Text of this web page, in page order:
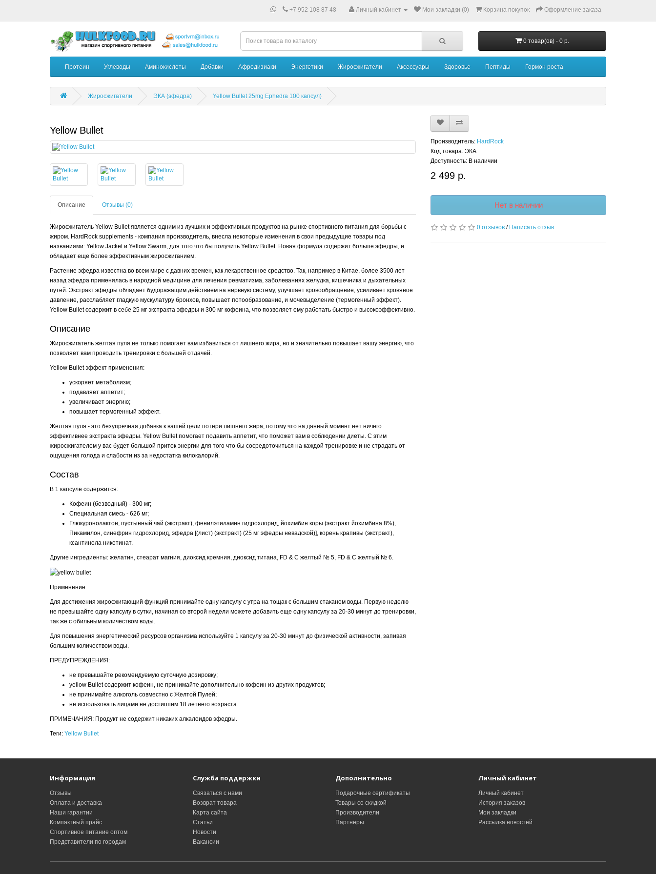
+7 952 108 87 48 Личный кабинет Мои закладки (0) Корзина покупок Оформление заказа
0 товар(ов) - 0 р.
Протеин Углеводы Аминокислоты Добавки Афродизиаки Энергетики Жиросжигатели Аксессуары Здоровье Пептиды Гормон роста
Жиросжигатели ЭКА (эфедра) Yellow Bullet 25mg Ephedra 100 капсул)
Yellow Bullet
Описание Отзывы (0)
Жиросжигатель Yellow Bullet является одним из лучших и эффективных продуктов на рынке спортивного питания для борьбы с
жиром. HardRock supplements - компания производитель, внесла некоторые изменения в свои предыдущие товары под
названиями: Yellow Jacket и Yellow Swarm, для того что бы получить Yellow Bullet. Новая формула содержит больше эфедры, и
обладает еще более эффективным жиросжиганием.
Растение эфедра известна во всем мире с давних времен, как лекарственное средство. Так, например в Китае, более 3500 лет
назад эфедра применялась в народной медицине для лечения ревматизма, заболеваниях желудка, кишечника и дыхательных
путей. Экстракт эфедры обладает будоражащим действием на нервную систему, улучшает кровообращение, усиливает кровяное
давление, расслабляет гладкую мускулатуру бронхов, повышает потообразование, и мочевыделение (термогенный эффект).
Yellow Bullet содержит в себе 25 мг экстракта эфедры и 300 мг кофеина, что позволяет ему работать быстро и высокоэффективно.
Описание
Жиросжигатель желтая пуля не только помогает вам избавиться от лишнего жира, но и значительно повышает вашу энергию, что
позволяет вам проводить тренировки с большей отдачей.
Yellow Bullet эффект применения:
ускоряет метаболизм;
подавляет аппетит;
увеличивает энергию;
повышает термогенный эффект.
Желтая пуля - это безупречная добавка к вашей цели потери лишнего жира, потому что на данный момент нет ничего
эффективнее экстракта эфедры. Yellow Bullet помогает подавить аппетит, что поможет вам в соблюдении диеты. С этим
жиросжигателем у вас будет большой приток энергии для того что бы сосредоточиться на каждой тренировке и не страдать от
ощущения голода и слабости из за недостатка килокалорий.
Состав
В 1 капсуле содержится:
Кофеин (безводный) - 300 мг;
Специальная смесь - 626 мг;
Глюкуронолактон, пустынный чай (экстракт), фенилэтиламин гидрохлорид, йохимбин коры (экстракт йохимбина 8%),
Пикамилон, синефрин гидрохлорид, эфедра [(лист) (экстракт) (25 мг эфедры невадской)], корень крапивы (экстракт),
ксантинола никотинат.
Другие ингредиенты: желатин, стеарат магния, диоксид кремния, диоксид титана, FD & C желтый № 5, FD & C желтый № 6.
Применение
Для достижения жиросжигающий функций принимайте одну капсулу с утра на тощак с большим стаканом воды. Первую неделю
не превышайте одну капсулу в сутки, начиная со второй недели можете добавить еще одну капсулу за 20-30 минут до тренировки,
так же с обильным количеством воды.
Для повышения энергетический ресурсов организма используйте 1 капсулу за 20-30 минут до физической активности, запивая
большим количеством воды.
ПРЕДУПРЕЖДЕНИЯ:
не превышайте рекомендуемую суточную дозировку;
yellow Bullet содержит кофеин, не принимайте дополнительно кофеин из других продуктов;
не принимайте алкоголь совместно с Желтой Пулей;
не использовать лицами не достигшим 18 летнего возраста.
ПРИМЕЧАНИЯ: Продукт не содержит никаких алкалоидов эфедры.
Производитель: HardRock
Код товара: ЭКА
Доступность: В наличии
2 499 р.
Нет в наличии
0 отзывов / Написать отзыв
Теги: Yellow Bullet
Информация
Отзывы
Оплата и доставка
Наши гарантии
Компактный прайс
Спортивное питание оптом
Представители по городам
Служба поддержки
Связаться с нами
Возврат товара
Карта сайта
Статьи
Новости
Вакансии
Дополнительно
Подарочные сертификаты
Товары со скидкой
Производители
Партнёры
Личный кабинет
Личный кабинет
История заказов
Мои закладки
Рассылка новостей